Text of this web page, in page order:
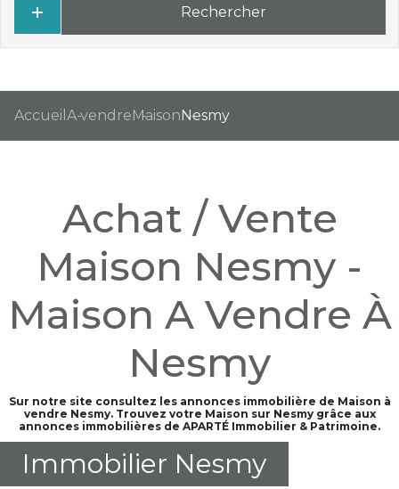
Rechercher
Accueil A vendreMaisonNesmy
Achat / Vente
Maison Nesmy -
Maison A Vendre À
Nesmy
Sur notre site consultez les annonces immobilière de Maison à
vendre Nesmy. Trouvez votre Maison sur Nesmy grâce aux
annonces immobilières de APARTÉ Immobilier & Patrimoine.
Immobilier Nesmy